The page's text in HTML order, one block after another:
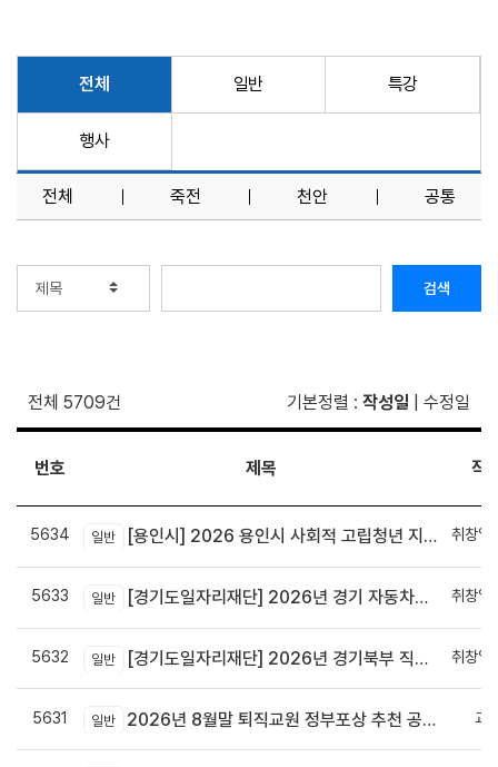
전체 일반 특강
행사
전체 죽전 천안 공통
검색
전체 5709건 기본정렬 : 작성일 수정일
번호 제목 작
5634 일반 [용인시] 2026 용인시 사회적 고립청년 지원사업 동행프로그램 활동가 모집 취창업
5633 일반 [경기도일자리재단] 2026년 경기 자동차산업 맞춤형 채용지원 사업 참여자(구직자) 모집 취창업
5632 일반 [경기도일자리재단] 2026년 경기북부 직업교육 교육생 모집(ERP·지게차 물류관리 실무자/승강기 전문가 양성과정) 취창업
5631 일반 2026년 8월말 퇴직교원 정부포상 추천 공개검증 교